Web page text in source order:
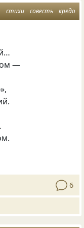
стихи совесть кредо
—
6